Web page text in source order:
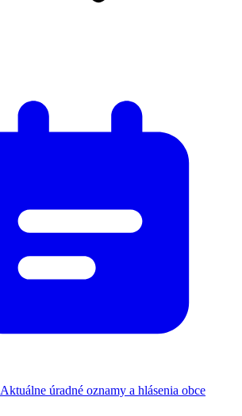
Aktuálne úradné oznamy a hlásenia obce